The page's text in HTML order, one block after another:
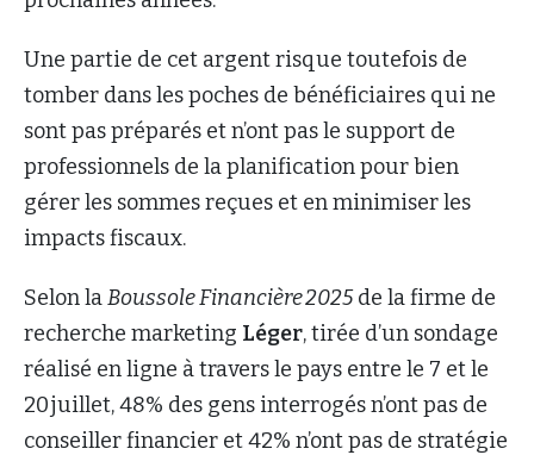
Une partie de cet argent risque toutefois de
tomber dans les poches de bénéficiaires qui ne
sont pas préparés et n’ont pas le support de
professionnels de la planification pour bien
gérer les sommes reçues et en minimiser les
impacts fiscaux.
Selon laBoussole Financière 2025de la firme de
recherche marketing Léger, tirée d’un sondage
réalisé en ligne à travers le pays entre le 7 et le
20 juillet, 48% des gens interrogés n’ont pas de
conseiller financier et 42% n’ont pas de stratégie